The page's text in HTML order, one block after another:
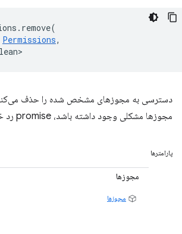
. remove(
Permissions,
دسترسی به مجوزهای مشخص شده را حذف
مجوزها مشکلی وجود داشته باشد، promise رد خواهد شد.
پارامترها
مجوزها
مجوزها